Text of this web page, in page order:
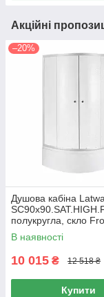
Акційні
–20%
Душова кабіна
полукругла, скло
Душовий піддон
ST90x90x41, з
В наявності
10 015 ₴ 12 518 ₴
Купити